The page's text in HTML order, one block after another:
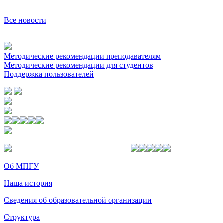
Все новости
Методические рекомендации преподавателям
Методические рекомендации для студентов
Поддержка пользователей
Об МПГУ
Наша история
Сведения об образовательной организации
Структура